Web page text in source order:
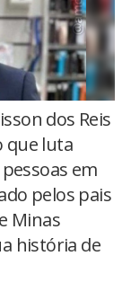
dos Reis
que luta
em
pelos pais
Minas
história de